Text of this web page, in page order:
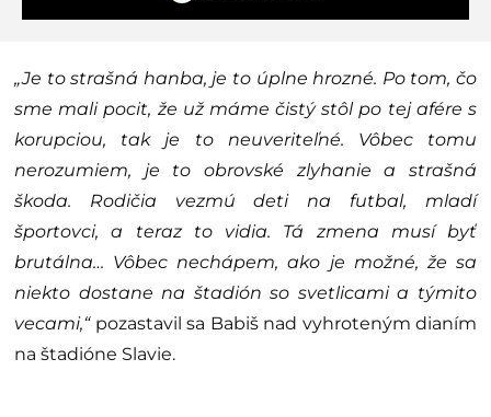
„Je to strašná hanba, je to úplne hrozné. Po tom, čo
sme mali pocit, že už máme čistý stôl po tej afére s
korupciou, tak je to neuveriteľné. Vôbec tomu
nerozumiem, je to obrovské zlyhanie a strašná
škoda. Rodičia vezmú deti na futbal, mladí
športovci, a teraz to vidia. Tá zmena musí byť
brutálna… Vôbec nechápem, ako je možné, že sa
niekto dostane na štadión so svetlicami a týmito
vecami,“pozastavil sa Babiš nad vyhroteným dianím
na štadióne Slavie.